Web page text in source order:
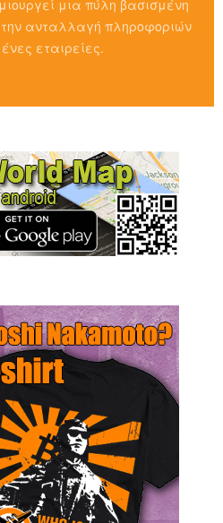
μια πύλη βασισμένη
την ανταλλαγή πληροφοριών
εταιρείες.